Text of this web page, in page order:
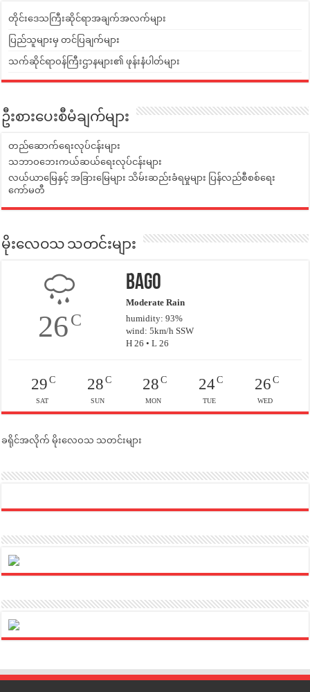
တိုင်းဒေသကြီးဆိုင်ရာအချက်အလက်များ
ပြည်သူများမှ တင်ပြချက်များ
သက်ဆိုင်ရာဝန်ကြီးဌာနများ၏ ဖုန်းနံပါတ်များ
ဦးစားပေးစီမံချက်များ
တည်ဆောက်ရေးလုပ်ငန်းများ
သဘာဝဘေးကယ်ဆယ်ရေးလုပ်ငန်းများ
လယ်ယာမြေနှင့် အခြားမြေများ သိမ်းဆည်းခံရမှုများ ပြန်လည်စီစစ်ရေး
ကော်မတီ
မိုးလေဝသ သတင်းများ
26C
Bago
Moderate Rain
humidity: 93%
wind: 5km/h SSW
H 26 • L 26
29C
SAT
28C
SUN
28 C
MON
24C
TUE
26C
WED
ခရိုင်အလိုက် မိုးလေဝသ သတင်းများ